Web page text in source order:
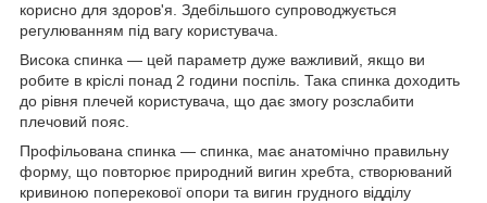
корисно для здоров'я. Здебільшого супроводжується
регулюванням під вагу користувача.
Висока спинка — цей параметр дуже важливий, якщо ви
робите в кріслі понад 2 години поспіль. Така спинка доходить
до рівня плечей користувача, що дає змогу розслабити
плечовий пояс.
Профільована спинка — спинка, має анатомічно правильну
форму, що повторює природний вигин хребта, створюваний
кривиною поперекової опори та вигин грудного відділу